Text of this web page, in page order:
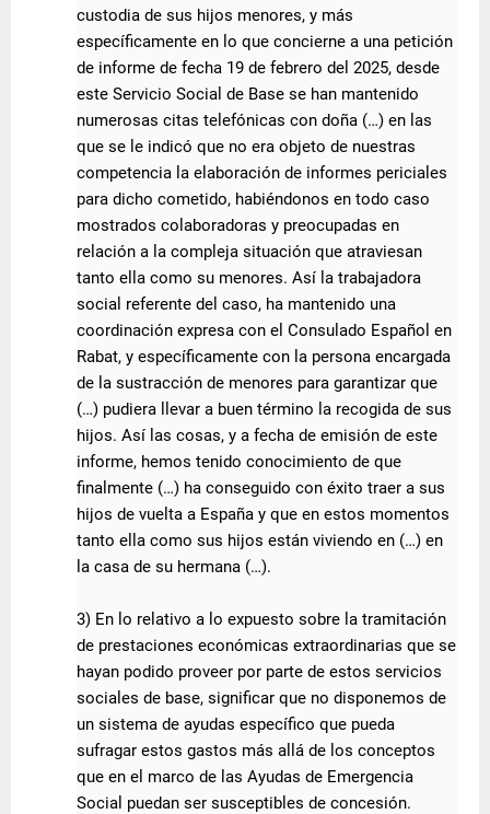
custodia de sus hijos menores, y más
específicamente en lo que concierne a una petición
de informe de fecha 19 de febrero del 2025, desde
este Servicio Social de Base se han mantenido
numerosas citas telefónicas con doña (…) en las
que se le indicó que no era objeto de nuestras
competencia la elaboración de informes periciales
para dicho cometido, habiéndonos en todo caso
mostrados colaboradoras y preocupadas en
relación a la compleja situación que atraviesan
tanto ella como su menores. Así la trabajadora
social referente del caso, ha mantenido una
coordinación expresa con el Consulado Español en
Rabat, y específicamente con la persona encargada
de la sustracción de menores para garantizar que
(…) pudiera llevar a buen término la recogida de sus
hijos. Así las cosas, y a fecha de emisión de este
informe, hemos tenido conocimiento de que
finalmente (…) ha conseguido con éxito traer a sus
hijos de vuelta a España y que en estos momentos
tanto ella como sus hijos están viviendo en (…) en
la casa de su hermana (…).
3) En lo relativo a lo expuesto sobre la tramitación
de prestaciones económicas extraordinarias que se
hayan podido proveer por parte de estos servicios
sociales de base, significar que no disponemos de
un sistema de ayudas específico que pueda
sufragar estos gastos más allá de los conceptos
que en el marco de las Ayudas de Emergencia
Social puedan ser susceptibles de concesión.